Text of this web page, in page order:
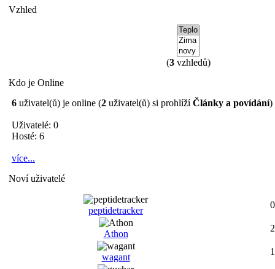
Vzhled
(3vzhledů)
Kdo je Online
6 uživatel(ů) je online (2 uživatel(ů) si prohlížíČlánky a povídání)
Uživatelé: 0
Hosté: 6
více...
Noví uživatelé
peptidetracker
Athon
wagant